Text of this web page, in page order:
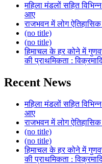
महिला मंडलों सहित
आए
राजभवन में लोग
(no title)
(no title)
हिमाचल के हर कोने में
की प्राथमिकता :
Recent News
महिला मंडलों सहित
आए
राजभवन में लोग
(no title)
(no title)
हिमाचल के हर कोने में
की प्राथमिकता :